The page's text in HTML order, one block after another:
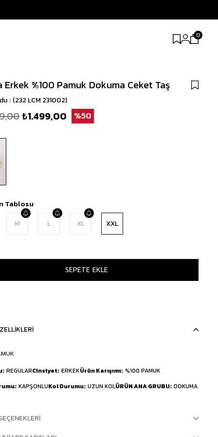
0
Erkek %100 Pamuk Dokuma Ceket Taş
(232 LCM 231002)
₺1.499,00 50
Tablosu
M L XL XXL
REGULARCinsiyet ERKEKÜrün Karışımı %100 PAMUK
KAPŞONLUKol Durumu UZUN KOLÜRÜN ANA GRUBU DOKUMA